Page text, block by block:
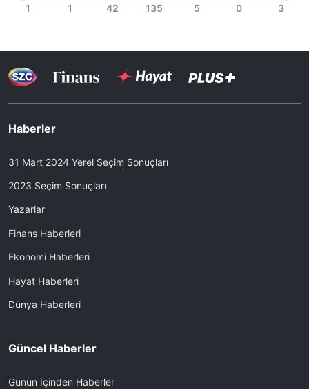
Haberler
31 Mart 2024 Yerel Seçim Sonuçları
2023 Seçim Sonuçları
Yazarlar
Finans Haberleri
Ekonomi Haberleri
Hayat Haberleri
Dünya Haberleri
Güncel Haberler
Günün İçinden Haberler